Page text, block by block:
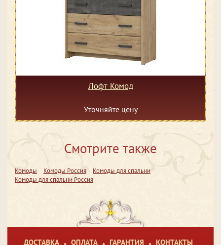
Лофт Комод
Уточняйте цену
Смотрите также
Комоды Комоды Россия
Комоды для спальни
Комоды для спальни Россия
ДОСТАВКА ОПЛАТА ГАРАНТИЯ КОНТАКТЫ